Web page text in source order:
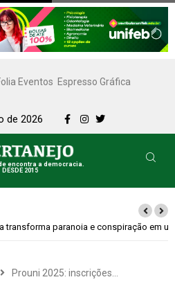
Eventos Espresso Gráfica
de 2026
encontra a democracia.
DESDE 2015
em um suspense imprevisível
Prouni 2025: inscrições…